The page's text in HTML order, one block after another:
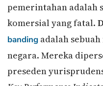
pemerintahan adalah
komersial yang fatal.
banding adalah
negara. Mereka
preseden